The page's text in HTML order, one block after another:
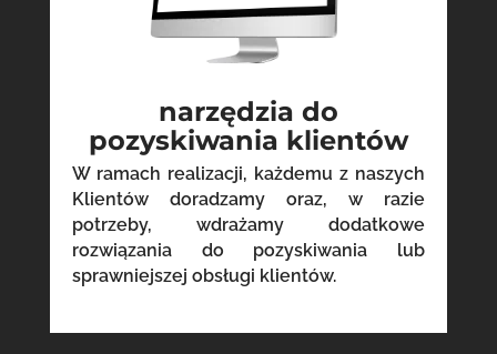
narzędzia do
pozyskiwania klientów
W ramach realizacji, każdemu z naszych
Klientów doradzamy oraz, w razie
potrzeby, wdrażamy dodatkowe
rozwiązania do pozyskiwania lub
sprawniejszej obsługi klientów.